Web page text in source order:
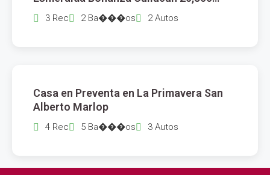
Anainz
3 Rec 2 Ba���os 2 Autos
VENTA
Casa en Preventa en La Primavera San
Alberto Marlop
4 Rec 5 Ba���os 3 Autos